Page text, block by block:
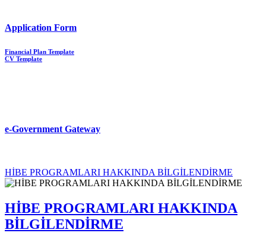
Application Form
Financial Plan Template
CV Template
e-Government Gateway
HİBE PROGRAMLARI HAKKINDA BİLGİLENDİRME
HİBE PROGRAMLARI HAKKINDA
BİLGİLENDİRME